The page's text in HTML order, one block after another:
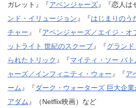
ガレット』『アベンジャーズ』『恋人は
ンド・イリュージョン』『はじまりのう
チャー』『アベンジャーズ／エイジ・オ
ットライト 世紀のスクープ』『グラン
られたトリック 』『マイティ・ソー バ
ャーズ／インフィニティ・ウォー』『ア
ーム』『ダーク・ウォーターズ 巨大企業
アダム』（Netflix映画）など